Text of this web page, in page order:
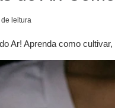
leitura
Ar! Aprenda como